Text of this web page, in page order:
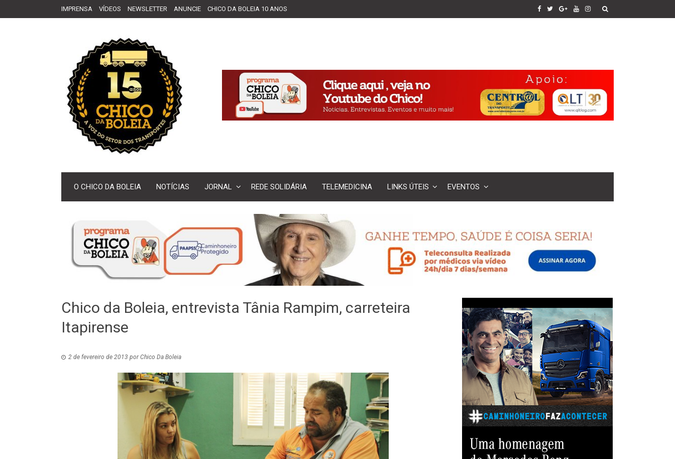
IMPRENSA VÍDEOS NEWSLETTER ANUNCIE CHICO DA BOLEIA 10 ANOS
O CHICO DA BOLEIA NOTÍCIAS JORNAL REDE SOLIDÁRIA TELEMEDICINA LINKS ÚTEIS EVENTOS
Chico da Boleia, entrevista Tânia Rampim, carreteira
Itapirense
2 de fevereiro de 2013 porChico Da Boleia